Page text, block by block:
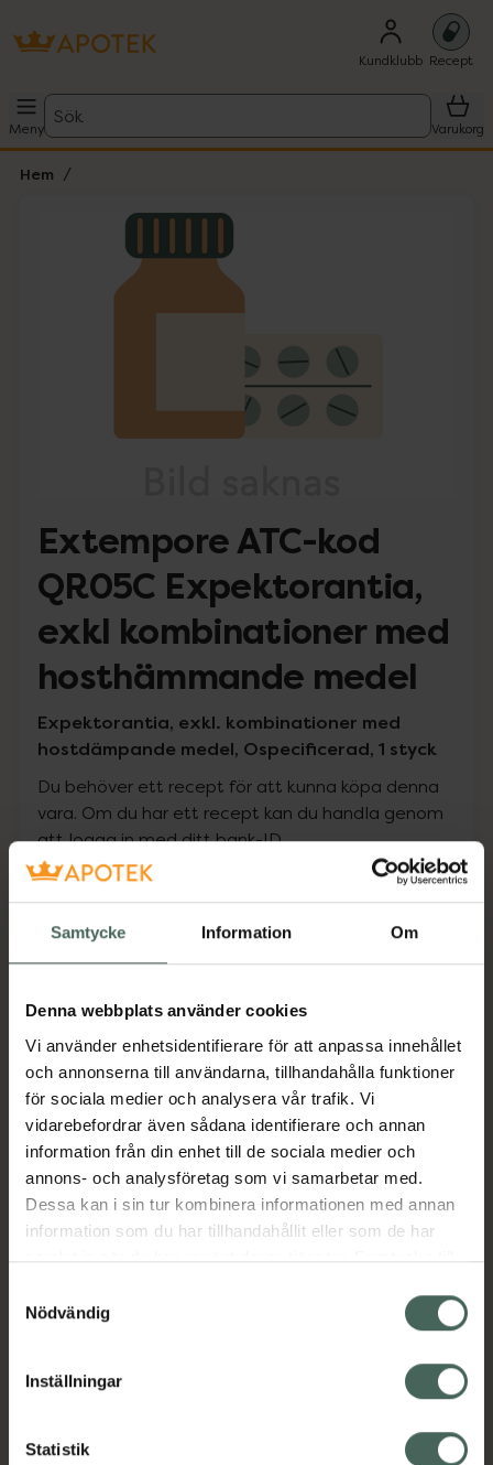
Samtycke Information Om
Denna webbplats använder cookies
Vi använder enhetsidentifierare för att anpassa innehållet
och annonserna till användarna, tillhandahålla funktioner
för sociala medier och analysera vår trafik. Vi
vidarebefordrar även sådana identifierare och annan
information från din enhet till de sociala medier och
annons- och analysföretag som vi samarbetar med.
Dessa kan i sin tur kombinera informationen med annan
information som du har tillhandahållit eller som de har
samlat in när du har använt deras tjänster. Samtycke till
återkalla ditt samtycke via webbplatsens
cookieinställningar. Ett återkallat samtycke påverkar inte
lagligheten av behandling som skett innan återkallelsen.
Nödvändig
Inställningar
Statistik
Kundklubb Recept
Meny
Sök
Varukorg
Hem
Lista: . Innehåller 1 objekt.
Extempore ATC-kod
QR05C Expektorantia,
exkl kombinationer med
hosthämmande medel
Expektorantia, exkl. kombinationer med
hostdämpande medel, Ospecificerad, 1 styck
Du behöver ett recept för att kunna köpa denna
vara. Om du har ett recept kan du handla genom
att logga in med ditt bank-ID.
Pris med recept
Högkostnadsskyddet gäller inte
0 kr
Köp via ditt recept
Aktuella erbjudanden
Beskrivning Dölj
Kronans Apotek finns här för dig. Du hittar oss från Skåne i
datorn. Oavsett vem du är så är det vårt uppdrag att